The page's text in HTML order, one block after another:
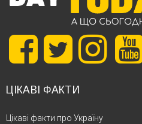
ЦІКАВІ ФАКТИ
Цікаві факти про Україну